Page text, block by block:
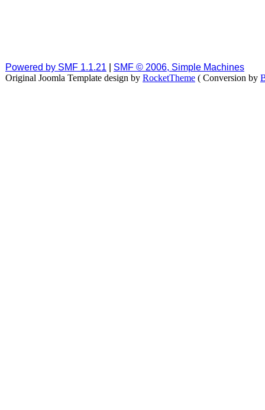
Powered by SMF 1.1.21
SMF © 2006, Simple Machines
Original Joomla Template design by RocketTheme ( Conversion by